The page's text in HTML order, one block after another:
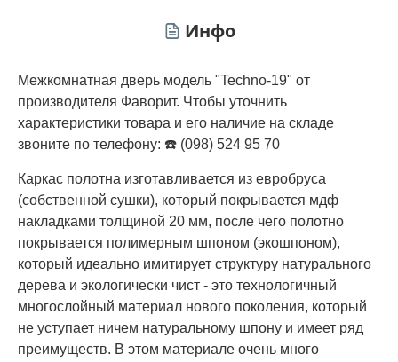
Инфо
Межкомнатная дверь модель "Techno-19" от
производителя Фаворит. Чтобы уточнить
характеристики товара и его наличие на складе
звоните по телефону: ☎️ (098) 524 95 70
Каркас полотна изготавливается из евробруса
(собственной сушки), который покрывается мдф
накладками толщиной 20 мм, после чего полотно
покрывается полимерным шпоном (экошпоном),
который идеально имитирует структуру натурального
дерева и экологически чист - это технологичный
многослойный материал нового поколения, который
не уступает ничем натуральному шпону и имеет ряд
преимуществ. В этом материале очень много